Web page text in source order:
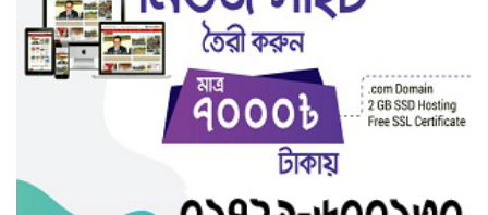
প্রেম করে বিয়ে, যৌতুক মামলায়
স্বামীর কারাদণ্ড
নোয়াখালীতে ছাত্রদলের বিক্ষোভ
মিছিল